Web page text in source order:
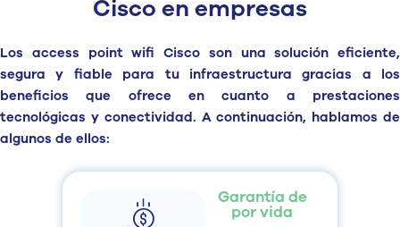
Cisco en empresas
Los access pointwifi Cisco son unasolución eficiente,
segura y fiable para tu infraestructura gracias a los
beneficiosque ofrece en cuanto a prestaciones
tecnológicas y conectividad. A continuación, hablamos de
algunos de ellos:
Garantía de
por vida